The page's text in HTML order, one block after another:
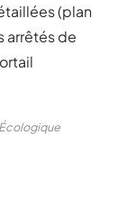
(plan
arrêtés de